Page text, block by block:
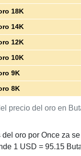
precio del oro en
18K
14K
12K
10K
9K
8K
del oro por Once za
1 USD = 95.15